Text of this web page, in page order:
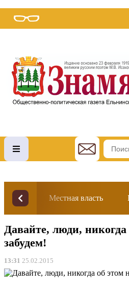
Местная власть
Давайте, люди, никогда
забудем!
13:31 25.02.2015